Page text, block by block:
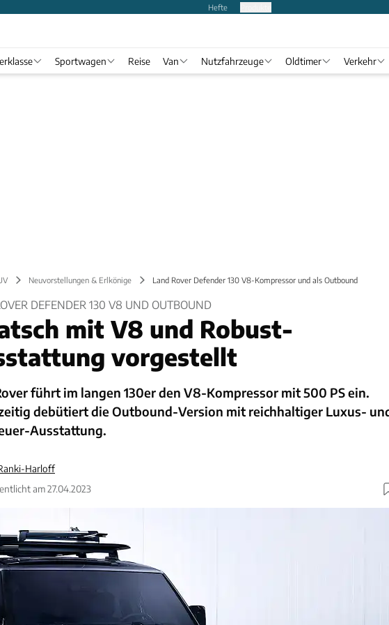
Hefte
Sportwagen Reise Van Nutzfahrzeuge Oldtimer Verkehr
Neuvorstellungen & Erlkönige Land Rover Defender 130 V8-Kompressor und als Outbound
DEFENDER 130 V8 UND OUTBOUND
mit V8 und Robust-
vorgestellt
führt im langen 130er den V8-Kompressor mit 500 PS ein.
debütiert die Outbound-Version mit reichhaltiger Luxus-
Ausstattung.
Harloff
am 27.04.2023